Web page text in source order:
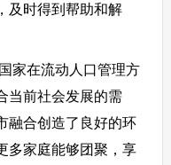
及时得到帮助和解
家在流动人口管理方
当前社会发展的需
融合创造了良好的环
多家庭能够团聚，享